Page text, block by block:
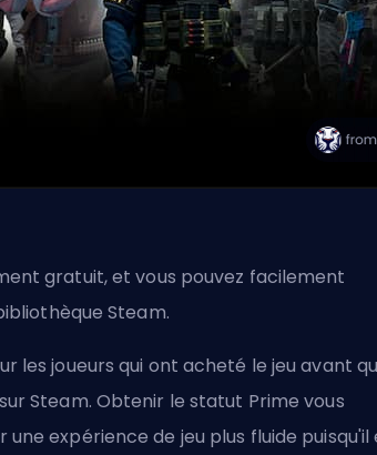
gratuit, et vous pouvez facilement
Steam.
les joueurs qui ont acheté le jeu avant
Steam. Obtenir le statut Prime vous
expérience de jeu plus fluide puisqu'il